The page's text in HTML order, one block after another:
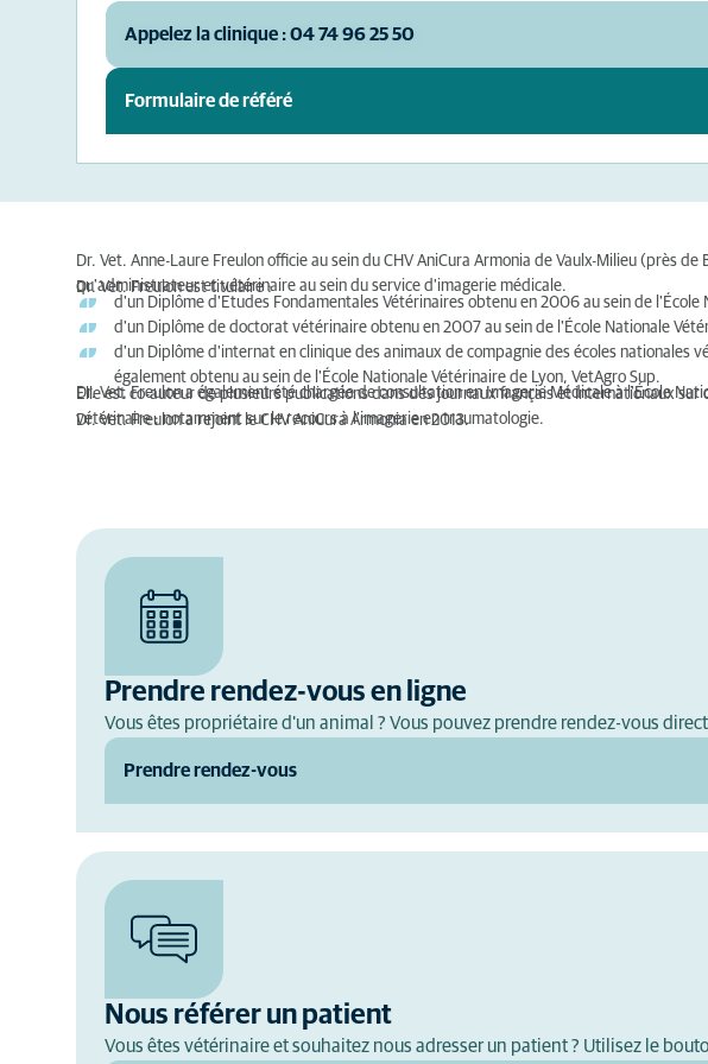
Appelez la clinique : 04 74 96 25 50
Formulaire de référé
Dr. Vet. Anne-Laure Freulon officie au sein du CHV AniCura Armonia de Vaulx-Milieu (près
qu'administrateur et vétérinaire au sein du service d'imagerie médicale.
Dr. Vet. Freulon est titulaire :
d'un Diplôme d'Etudes Fondamentales Vétérinaires obtenu en 2006 au sein de l'École
d'un Diplôme de doctorat vétérinaire obtenu en 2007 au sein de l'École Nationale
d'un Diplôme d'internat en clinique des animaux de compagnie des écoles nationales
également obtenu au sein de l'École Nationale Vétérinaire de Lyon, VetAgro Sup.
Dr. Vet. Freulon a également été chargée de consultation en Imagerie Médicale à l'École
Elle est co-auteur de plusieurs publications dans des journaux français et internationaux
vétérinaire ; notamment sur le recours à l'imagerie en traumatologie.
Dr. Vet. Freulon a rejoint le CHV AniCura Armonia en 2013.
Prendre rendez-vous en ligne
Vous êtes propriétaire d'un animal ? Vous pouvez prendre rendez-vous
Prendre rendez-vous
Nous référer un patient
Vous êtes vétérinaire et souhaitez nous adresser un patient ? Utilisez le